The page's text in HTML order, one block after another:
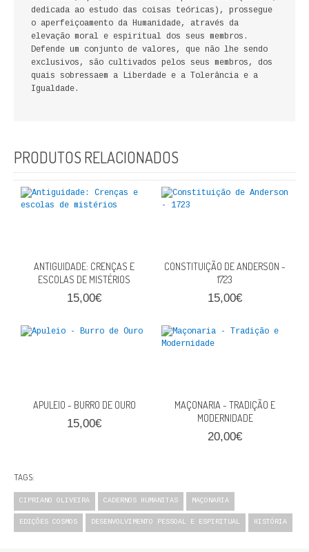
LITERATURA
BIOGRAFIA
FICÇÃO E ROMANCE
POESIA E TEATRO
REVISTA DEDALUS
CIÊNCIA POLITICA
RELAÇÕES INTERNACIONAIS
COLEÇÃO ATENA
PROMOÇÕES
CONTACTOS
dedicada ao estudo das coisas teóricas), prossegue
o aperfeiçoamento da Humanidade, através da
elevação moral e espiritual dos seus membros.
Defende um conjunto de valores, que não lhe sendo
exclusivos, são cultivados pelos seus membros, dos
quais sobressaem a Liberdade e a Tolerância e a
Igualdade.
PRODUTOS RELACIONADOS
ANTIGUIDADE: CRENÇAS E
ESCOLAS DE MISTÉRIOS
15,00€
CONSTITUIÇÃO DE ANDERSON -
1723
15,00€
APULEIO - BURRO DE OURO
15,00€
MAÇONARIA - TRADIÇÃO E
MODERNIDADE
20,00€
TAGS:
CIPRIANO OLIVEIRA CADERNOS HUMANITAS MAÇONARIA
EDIÇÕES COSMOS DESENVOLVIMENTO PESSOAL E ESPIRITUAL HISTÓRIA